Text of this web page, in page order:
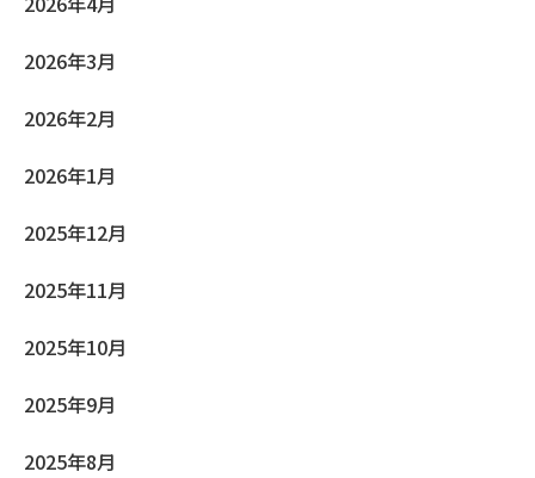
2026年3月
2026年2月
2026年1月
2025年12月
2025年11月
2025年10月
2025年9月
2025年8月